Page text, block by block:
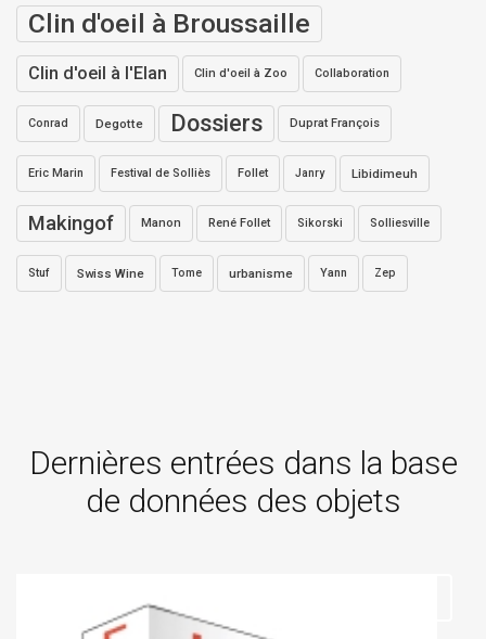
Clin d'oeil à Broussaille
Clin d'oeil à l'Elan Clin d'oeil à Zoo Collaboration
Conrad Degotte Dossiers Duprat François
Eric Marin Festival de Solliès Follet Janry Libidimeuh
Makingof Manon René Follet Sikorski Solliesville
Stuf Swiss Wine Tome urbanisme Yann Zep
Dernières entrées dans la base
de données des objets